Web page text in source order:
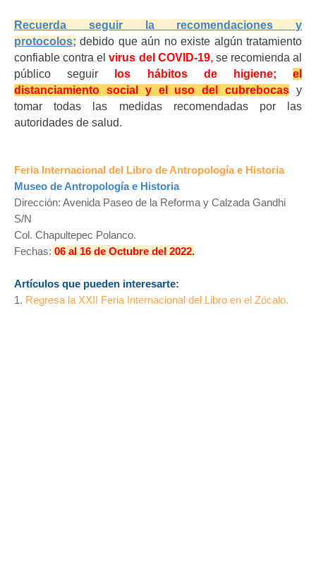
Recuerda seguir la recomendaciones y
protocolos; debido que aún no existe algún tratamiento
confiable contra elvirus del COVID-19, se recomienda al
público seguir
los hábitos de higiene;
el
distanciamiento social y el uso del cubrebocas y
tomar todas las medidas recomendadas por las
autoridades de salud.
Feria Internacional del Libro de Antropología e Historia
Museo de Antropología e Historia
Dirección: Avenida Paseo de la Reforma y Calzada Gandhi
S/N
Col. Chapultepec Polanco.
Fechas: 06 al 16 de Octubre del 2022.
Artículos que pueden interesarte:
1. Regresa la XXII Feria Internacional del Libro en el Zócalo.